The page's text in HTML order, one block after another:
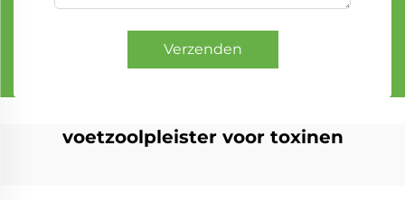
Verzenden
voetzoolpleister voor toxinen